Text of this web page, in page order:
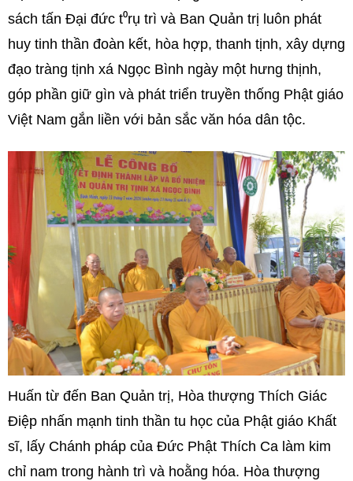
sách tấn Đại đức t⁰rụ trì và Ban Quản trị luôn phát
huy tinh thần đoàn kết, hòa hợp, thanh tịnh, xây dựng
đạo tràng tịnh xá Ngọc Bình ngày một hưng thịnh,
góp phần giữ gìn và phát triển truyền thống Phật giáo
Việt Nam gắn liền với bản sắc văn hóa dân tộc.
Huấn từ đến Ban Quản trị, Hòa thượng Thích Giác
Điệp nhấn mạnh tinh thần tu học của Phật giáo Khất
sĩ, lấy Chánh pháp của Đức Phật Thích Ca làm kim
chỉ nam trong hành trì và hoằng hóa. Hòa thượng